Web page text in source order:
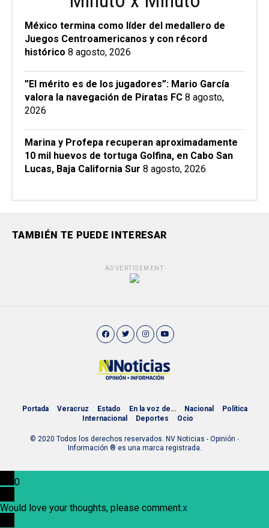
México termina como líder del medallero de
Juegos Centroamericanos y con récord
histórico 8 agosto, 2026
”El mérito es de los jugadores”: Mario García
valora la navegación de Piratas FC 8 agosto,
2026
Marina y Profepa recuperan aproximadamente
10 mil huevos de tortuga Golfina, en Cabo San
Lucas, Baja California Sur 8 agosto, 2026
TAMBIÉN TE PUEDE INTERESAR
ADVERTISEMENT
Portada Veracruz Estado En la voz de… Nacional
Política
Internacional
Deportes Ocio
© 2020 Todos los derechos reservados. NV Noticias - Opinión ∙
Información ® es una marca registrada.
0
Would love your thoughts, please comment.x